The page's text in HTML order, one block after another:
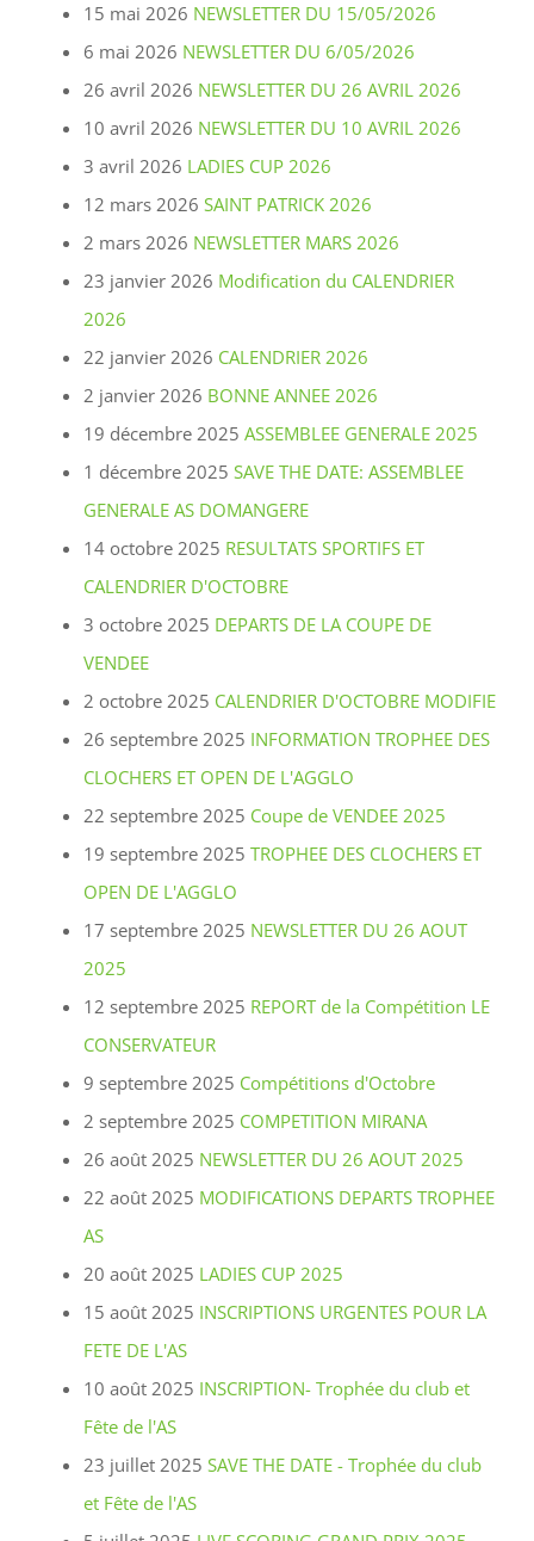
15 mai 2026 NEWSLETTER DU 15/05/2026
6 mai 2026 NEWSLETTER DU 6/05/2026
26 avril 2026 NEWSLETTER DU 26 AVRIL 2026
10 avril 2026 NEWSLETTER DU 10 AVRIL 2026
3 avril 2026 LADIES CUP 2026
12 mars 2026 SAINT PATRICK 2026
2 mars 2026 NEWSLETTER MARS 2026
23 janvier 2026 Modification du CALENDRIER
2026
22 janvier 2026 CALENDRIER 2026
2 janvier 2026 BONNE ANNEE 2026
19 décembre 2025 ASSEMBLEE GENERALE 2025
1 décembre 2025 SAVE THE DATE: ASSEMBLEE
GENERALE AS DOMANGERE
14 octobre 2025 RESULTATS SPORTIFS ET
CALENDRIER D'OCTOBRE
3 octobre 2025 DEPARTS DE LA COUPE DE
VENDEE
2 octobre 2025 CALENDRIER D'OCTOBRE MODIFIE
26 septembre 2025 INFORMATION TROPHEE DES
CLOCHERS ET OPEN DE L'AGGLO
22 septembre 2025 Coupe de VENDEE 2025
19 septembre 2025 TROPHEE DES CLOCHERS ET
OPEN DE L'AGGLO
17 septembre 2025 NEWSLETTER DU 26 AOUT
2025
12 septembre 2025 REPORT de la Compétition LE
CONSERVATEUR
9 septembre 2025 Compétitions d'Octobre
2 septembre 2025 COMPETITION MIRANA
26 août 2025 NEWSLETTER DU 26 AOUT 2025
22 août 2025 MODIFICATIONS DEPARTS TROPHEE
AS
20 août 2025 LADIES CUP 2025
15 août 2025 INSCRIPTIONS URGENTES POUR LA
FETE DE L'AS
10 août 2025 INSCRIPTION- Trophée du club et
Fête de l'AS
23 juillet 2025 SAVE THE DATE - Trophée du club
et Fête de l'AS